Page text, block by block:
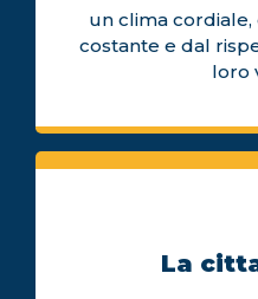
un clima cordiale,
costante e dal
loro
La